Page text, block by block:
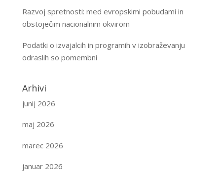
Razvoj spretnosti: med evropskimi pobudami in
obstoječim nacionalnim okvirom
Podatki o izvajalcih in programih v izobraževanju
odraslih so pomembni
Arhivi
junij 2026
maj 2026
marec 2026
januar 2026